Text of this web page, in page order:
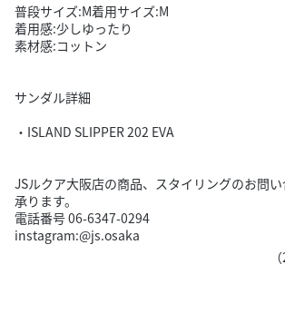
普段サイズ:M着用サイズ:M
着用感:少しゆったり
素材感:コットン
サンダル詳細
・ISLAND SLIPPER 202 EVA
JSルクア大阪店の商品、スタイリングのお問
承ります。
電話番号 06-6347-0294
instagram:@js.osaka
（